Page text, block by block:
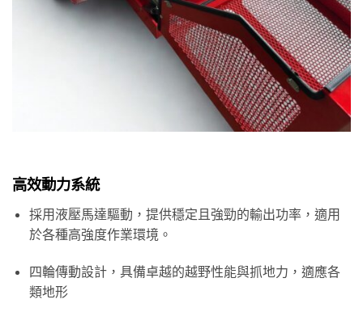
高效動力系統
採用液壓馬達驅動，提供穩定且強勁的輸出功率，適用
於各種高強度作業環境。
四輪傳動設計，具備卓越的越野性能與抓地力，適應各
類地形